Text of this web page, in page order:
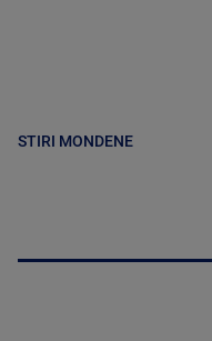
STIRI MONDENE